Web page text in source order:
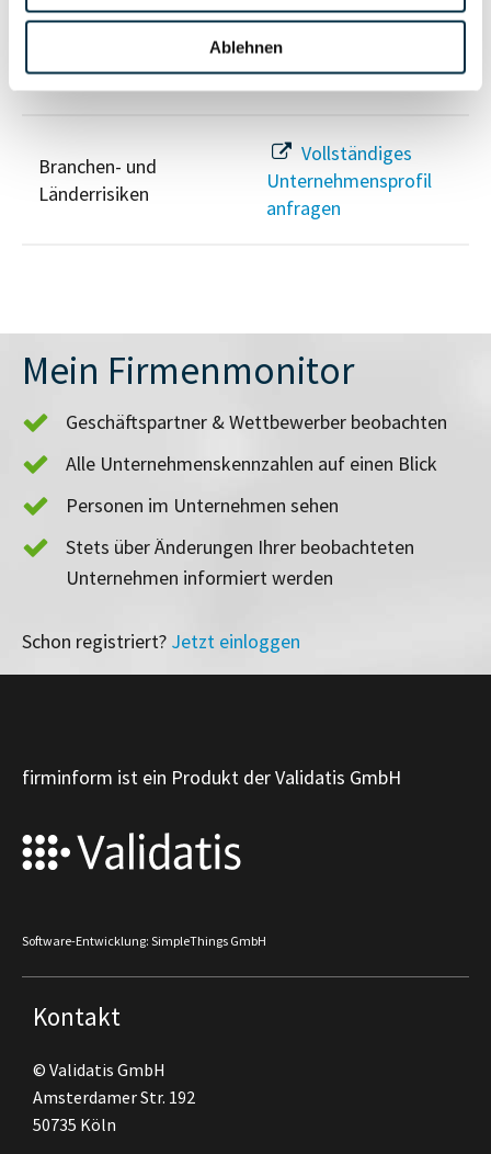
Ablehnen
Insolvenzinformationen
Vollständiges
Unternehmensprofil
anfragen
Branchen- und
Länderrisiken
Vollständiges
Unternehmensprofil
anfragen
Mein Firmenmonitor
Geschäftspartner & Wettbewerber beobachten
Alle Unternehmenskennzahlen auf einen Blick
Personen im Unternehmen sehen
Stets über Änderungen Ihrer beobachteten
Unternehmen informiert werden
Schon registriert? Jetzt einloggen
firminform ist ein Produkt der Validatis GmbH
Software-Entwicklung: SimpleThings GmbH
Kontakt
© Validatis GmbH
Amsterdamer Str. 192
50735 Köln